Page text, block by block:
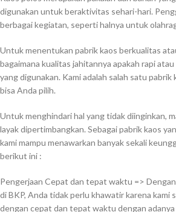
digunakan untuk beraktivitas sehari-hari.
berbagai kegiatan, seperti halnya untuk
Untuk menentukan pabrik kaos berkualitas
bagaimana kualitas jahitannya apakah rapi
yang digunakan. Kami adalah salah satu
bisa Anda pilih.
Untuk menghindari hal yang tidak diinginkan,
layak dipertimbangkan. Sebagai pabrik kaos
kami mampu menawarkan banyak sekali
berikut ini :
Pengerjaan Cepat dan tepat waktu =>
di BKP, Anda tidak perlu khawatir karena kami
dengan cepat dan tepat waktu dengan